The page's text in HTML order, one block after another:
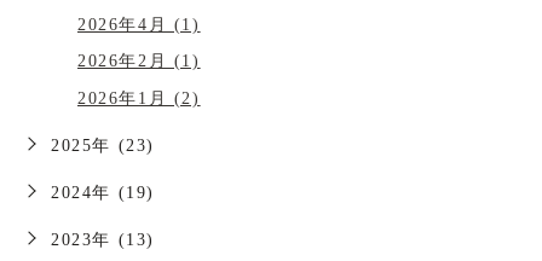
2026年4月 (1)
2026年2月 (1)
2026年1月 (2)
2025年 (23)
2024年 (19)
2023年 (13)